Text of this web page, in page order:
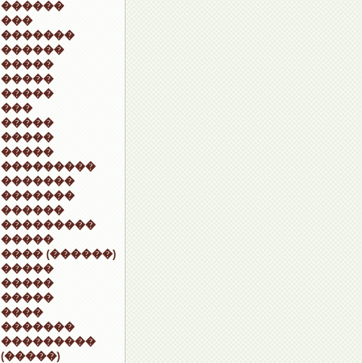
������
���
�������
������
�����
�����
�����
���
�����
�����
�����
���������
�������
�������
������
���������
�����
���� (������)
�����
�����
�����
����
�������
���������
(�����)